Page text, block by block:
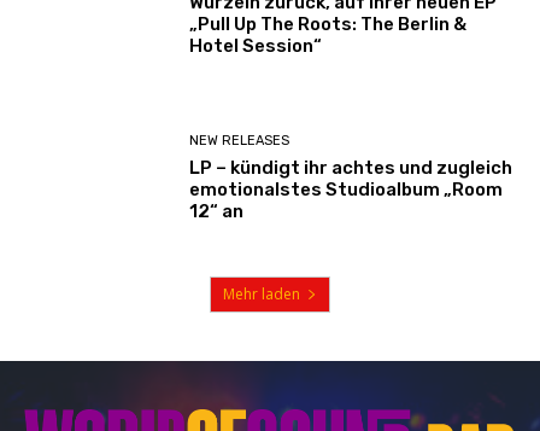
„Pull Up The Roots: The Berlin &
Hotel Session“
NEW RELEASES
LP – kündigt ihr achtes und zugleich
emotionalstes Studioalbum „Room
12“ an
Mehr laden